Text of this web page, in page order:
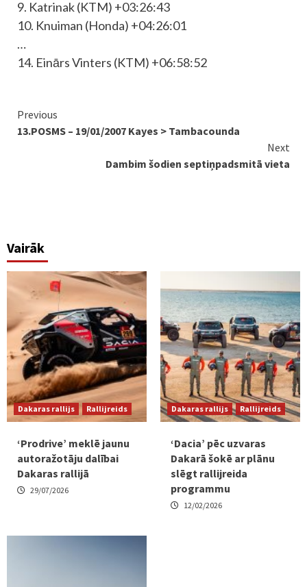
9. Katrinak (KTM) +03:26:43
10. Knuiman (Honda) +04:26:01
…
14. Einārs Vinters (KTM) +06:58:52
Continue
Reading
Previous
13.POSMS – 19/01/2007 Kayes > Tambacounda
Next
Dambim šodien septiņpadsmitā vieta
Vairāk
Dakaras rallijs Rallijreids
‘Prodrive’ meklē jaunu
autoražotāju dalībai
Dakaras rallijā
29/07/2026
Dakaras rallijs Rallijreids
‘Dacia’ pēc uzvaras
Dakarā šokē ar plānu
slēgt rallijreida
programmu
12/02/2026